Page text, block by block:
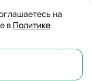
.
на
в Политике